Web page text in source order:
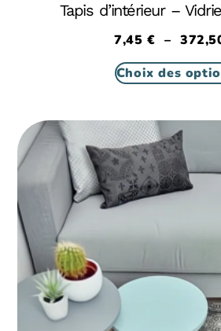
Tapis d’intérieur –
7,45€ –
Choix des